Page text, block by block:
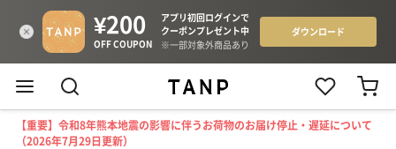
【重要】令和8年熊本地震の影響に伴うお荷物のお届け停止・遅延について
（2026年7月29日更新）